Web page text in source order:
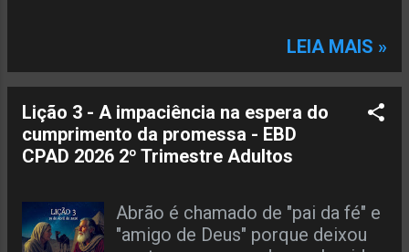
jornada. Contudo, as lutas e
provações não vêm para nos
permite para que confiemos mais
nEle e em sua fidelidade. Foi
assim com Abrão e Sarai. A vida
podem se tornar oportunidades
de crescimento espiritual e de
LEIA MAIS »
Lição 3 - A impaciência na espera do
cumprimento da promessa - EBD
CPAD 2026 2º Trimestre Adultos
Abrão é chamado de "pai da fé" e
"amigo de Deus" porque deixou